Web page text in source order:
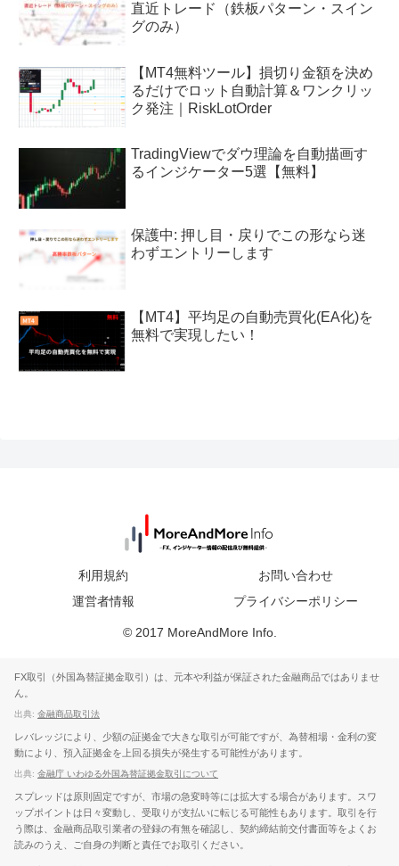
直近トレード（鉄板パターン・スイン
グのみ）
【MT4無料ツール】損切り金額を決め
るだけでロット自動計算＆ワンクリッ
ク発注｜RiskLotOrder
TradingViewでダウ理論を自動描画す
るインジケーター5選【無料】
保護中: 押し目・戻りでこの形なら迷
わずエントリーします
【MT4】平均足の自動売買化(EA化)を
無料で実現したい！
利用規約
お問い合わせ
運営者情報
プライバシーポリシー
© 2017 MoreAndMore Info.
FX取引（外国為替証拠金取引）は、元本や利益が保証された金融商品ではありませ
ん。
出典: 金融商品取引法
レバレッジにより、少額の証拠金で大きな取引が可能ですが、為替相場・金利の変
動により、預入証拠金を上回る損失が発生する可能性があります。
出典: 金融庁 いわゆる外国為替証拠金取引について
スプレッドは原則固定ですが、市場の急変時等には拡大する場合があります。スワ
ップポイントは日々変動し、受取りが支払いに転じる可能性もあります。取引を行
う際は、金融商品取引業者の登録の有無を確認し、契約締結前交付書面等をよくお
読みのうえ、ご自身の判断と責任でお取引ください。